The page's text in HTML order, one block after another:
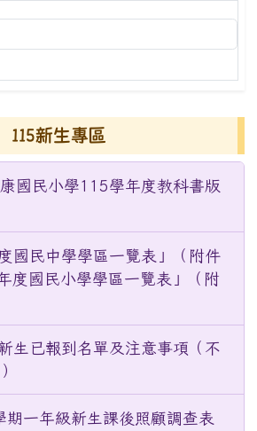
全球資訊網關鍵字
115新生專區
國民小學115學年度教科書版
國民中學學區一覽表」（附件
度國民小學學區一覽表」（附
生已報到名單及注意事項（不
期一年級新生課後照顧調查表